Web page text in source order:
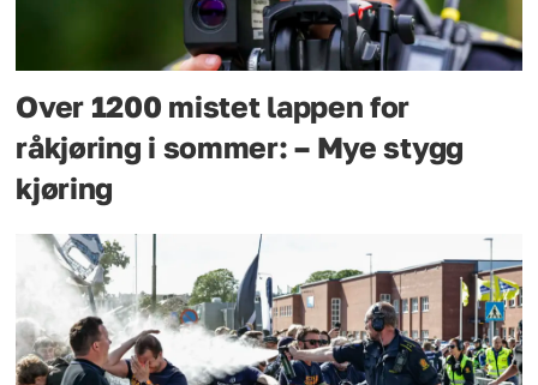
Over 1200 mistet lappen for
råkjøring i sommer: – Mye stygg
kjøring